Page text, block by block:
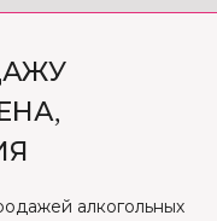
алкогольных